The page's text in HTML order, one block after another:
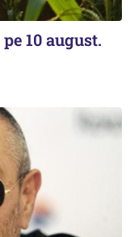
10 august.